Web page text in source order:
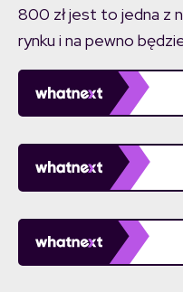
800 zł jest to jedna z
rynku i na pewno